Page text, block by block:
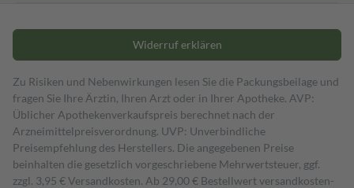
Widerruf erklären
Zu Risiken und Nebenwirkungen lesen Sie die Packungsbeilage und
fragen Sie Ihre Ärztin, Ihren Arzt oder in Ihrer Apotheke. AVP:
Üblicher Apothekenverkaufspreis berechnet nach der
Arzneimittelpreisverordnung. UVP: Unverbindliche
Preisempfehlung des Herstellers. Die angegebenen Preise
beinhalten die gesetzlich vorgeschriebene Mehrwertsteuer, ggf.
zzgl. 3,95 € Versandkosten. Ab 29,00 € Bestell­wert versand­kosten­